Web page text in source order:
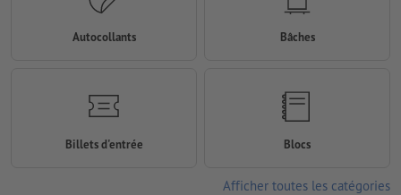
Autocollants Bâches
Billets d'entrée Blocs
Afficher toutes les catégories